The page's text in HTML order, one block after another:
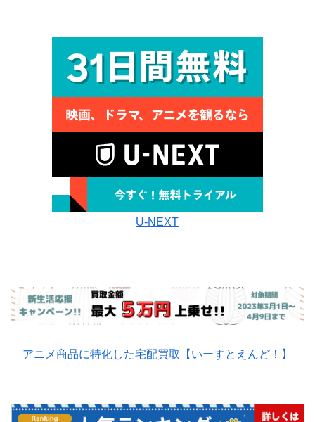
U-NEXT
アニメ商品に特化した宅配買取【いーすとえんど！】